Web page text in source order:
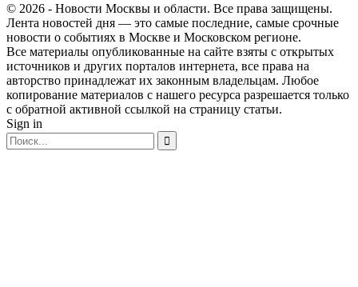
© 2026 - Новости Москвы и области. Все права защищены.
Лента новостей дня — это самые последние, самые срочные
новости о событиях в Москве и Московском регионе.
Все материалы опубликованные на сайте взяты с открытых
источников и других порталов интернета, все права на
авторство принадлежат их законным владельцам. Любое
копирование материалов с нашего ресурса разрешается только
с обратной активной ссылкой на страницу статьи.
Sign in